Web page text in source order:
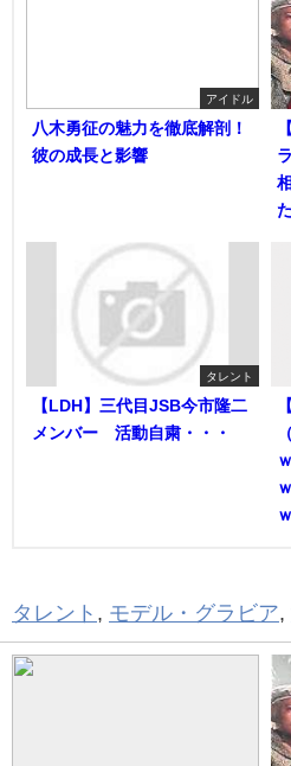
アイドル
八木勇征の魅力を徹底解剖！
彼の成長と影響
タレント
【LDH】三代目JSB今市隆二
メンバー 活動自粛・・・
タレント , モデル・グラビア,